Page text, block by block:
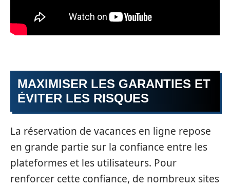
MAXIMISER LES GARANTIES ET
ÉVITER LES RISQUES
La réservation de vacances en ligne repose
en grande partie sur la confiance entre les
plateformes et les utilisateurs. Pour
renforcer cette confiance, de nombreux sites